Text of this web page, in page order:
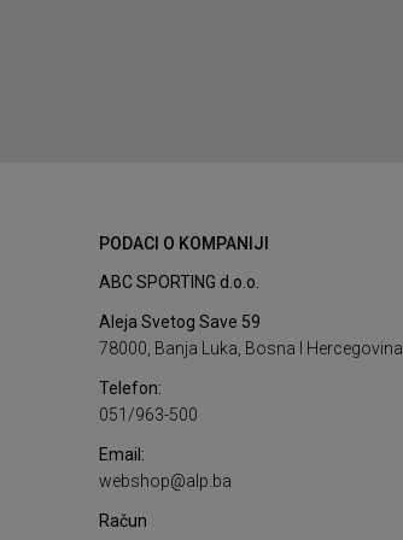
PODACI O KOMPANIJI
ABC SPORTING d.o.o.
Aleja Svetog Save 59
78000, Banja Luka, Bosna I Hercegovina
Telefon:
051/963-500
Email:
webshop@alp.ba
Račun